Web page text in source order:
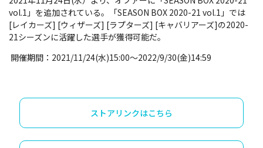
vol.1」を追加されている。「SEASON BOX 2020-21 vol.1」では
[レイカーズ] [ウィザーズ] [ラプターズ] [キャバリアーズ]の2020-
21シーズンに活躍した選手が獲得可能だ。
開催期間：2021/11/24(水)15:00～2022/9/30(金)14:59
ストアリンクはこちら